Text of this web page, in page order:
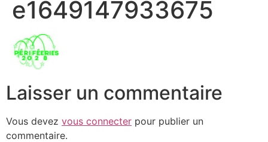
e1649147933675
Laisser un commentaire
Vous devez vous connecter pour publier un
commentaire.